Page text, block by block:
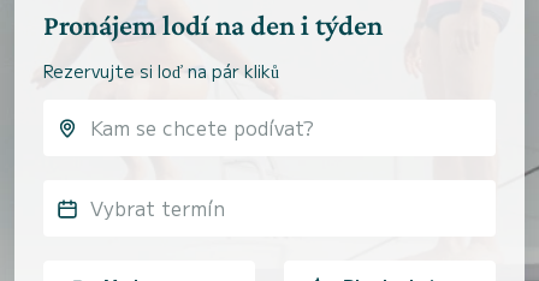
Pronájem lodí na den i týden
Rezervujte si loď na pár kliků
Vybrat termín